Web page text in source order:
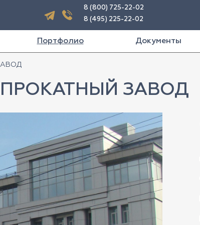
8 (800) 725-22-02
8 (495) 225-22-02
Портфолио Документы
ЗАВОД